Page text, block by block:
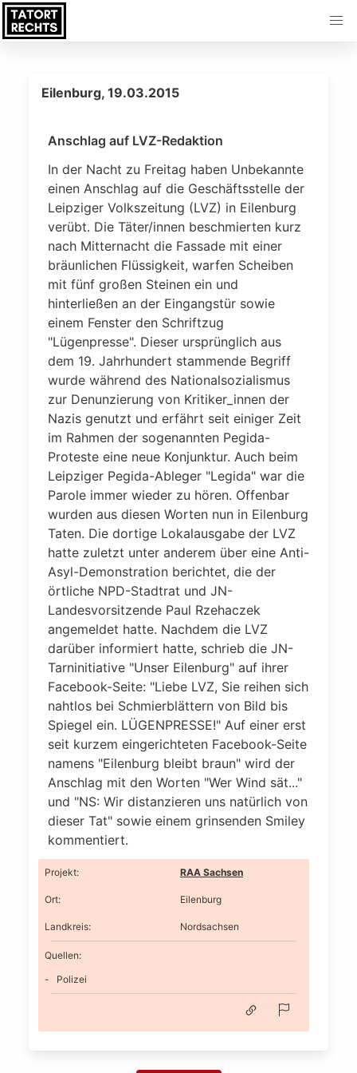
Eilenburg, 19.03.2015
Anschlag auf LVZ-Redaktion
In der Nacht zu Freitag haben Unbekannte
einen Anschlag auf die Geschäftsstelle der
Leipziger Volkszeitung (LVZ) in Eilenburg
verübt. Die Täter/innen beschmierten kurz
nach Mitternacht die Fassade mit einer
bräunlichen Flüssigkeit, warfen Scheiben
mit fünf großen Steinen ein und
hinterließen an der Eingangstür sowie
einem Fenster den Schriftzug
"Lügenpresse". Dieser ursprünglich aus
dem 19. Jahrhundert stammende Begriff
wurde während des Nationalsozialismus
zur Denunzierung von Kritiker_innen der
Nazis genutzt und erfährt seit einiger Zeit
im Rahmen der sogenannten Pegida-
Proteste eine neue Konjunktur. Auch beim
Leipziger Pegida-Ableger "Legida" war die
Parole immer wieder zu hören. Offenbar
wurden aus diesen Worten nun in Eilenburg
Taten. Die dortige Lokalausgabe der LVZ
hatte zuletzt unter anderem über eine Anti-
Asyl-Demonstration berichtet, die der
örtliche NPD-Stadtrat und JN-
Landesvorsitzende Paul Rzehaczek
angemeldet hatte. Nachdem die LVZ
darüber informiert hatte, schrieb die JN-
Tarninitiative "Unser Eilenburg" auf ihrer
Facebook-Seite: "Liebe LVZ, Sie reihen sich
nahtlos bei Schmierblättern von Bild bis
Spiegel ein. LÜGENPRESSE!" Auf einer erst
seit kurzem eingerichteten Facebook-Seite
namens "Eilenburg bleibt braun" wird der
Anschlag mit den Worten "Wer Wind sät..."
und "NS: Wir distanzieren uns natürlich von
dieser Tat" sowie einem grinsenden Smiley
kommentiert.
Projekt: RAA Sachsen
Ort: Eilenburg
Landkreis: Nordsachsen
Quellen:
Polizei